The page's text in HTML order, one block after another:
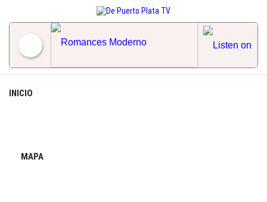
content
INICIO
MAPA